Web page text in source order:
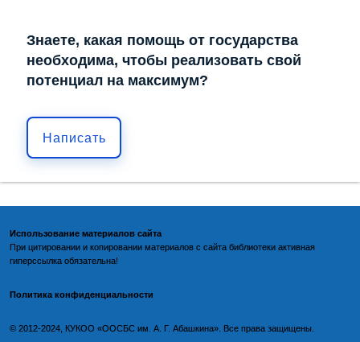
Знаете, какая помощь от государства
необходима, чтобы реализовать свой
потенциал на максимум?
Написать
Использование материалов сайта
При цитировании и копировании материалов с сайта библиотеки активная
гиперссылка обязательна!
Политика конфиденциальности
©️ 2012-2024, КУКОО «ООСБС им. А. Г. Абашкина». Все права защищены.